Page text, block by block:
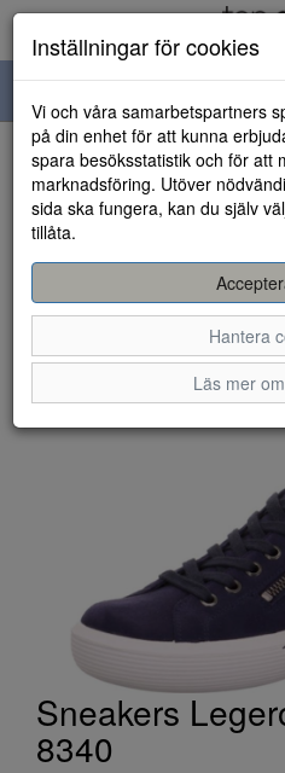
navigation
HEM
Sneakers
8340
Inställningar för cookies
Vi och våra samarbetspartners
på din enhet för att kunna
spara besöksstatistik och för att
marknadsföring. Utöver
sida ska fungera, kan du själv
tillåta.
Hantera
Läs mer